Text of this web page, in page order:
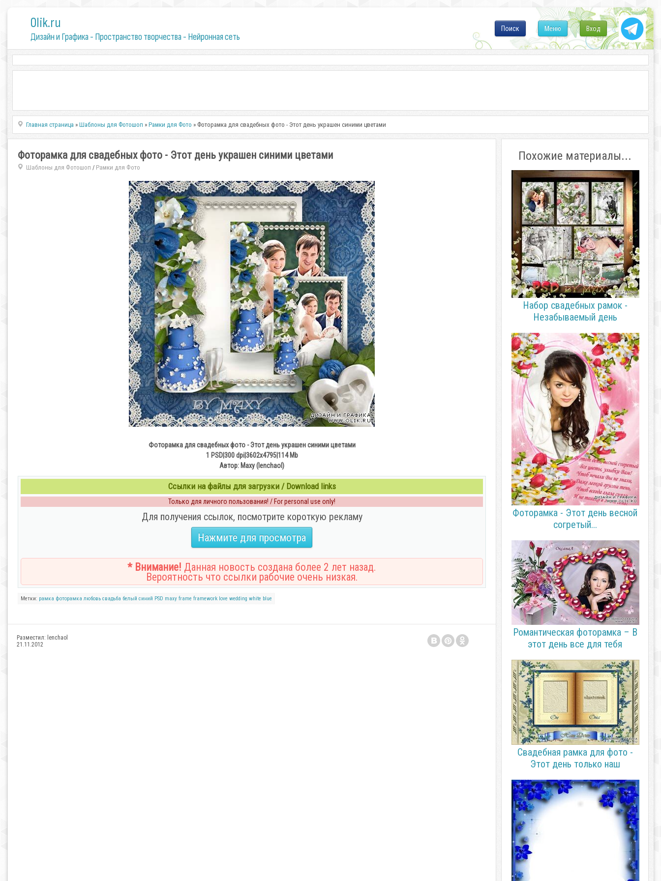
0lik.ru
Дизайн и Графика - Пространство творчества - Нейронная сеть
Вход
Меню
Поиск
Главная страница »Шаблоны для Фотошоп »Рамки для Фото » Фоторамка для свадебных фото - Этот день украшен синими цветами
Фоторамка для свадебных фото - Этот день украшен синими цветами
Шаблоны для Фотошоп / Рамки для Фото
Фоторамка для свадебных фото - Этот день украшен синими цветами
1 PSD|300 dpi|3602x4795|114 Mb
Автор: Maxy (lenchaol)
Ссылки на файлы для загрузки / Download links
Только для личного пользования! / For personal use only!
Для получения ссылок, посмотрите короткую рекламу
Нажмите для просмотра
* Внимание! Данная новость создана более 2 лет назад.
Вероятность что ссылки рабочие очень низкая.
Метки: рамка фоторамка любовь свадьба белый синий PSD maxy frame framework love wedding white blue
Разместил: lenchaol
21.11.2012
Похожие материалы...
Набор свадебных рамок -
Незабываемый день
Фоторамка - Этот день весной
согретый...
Романтическая фоторамка – В
этот день все для тебя
Свадебная рамка для фото -
Этот день только наш